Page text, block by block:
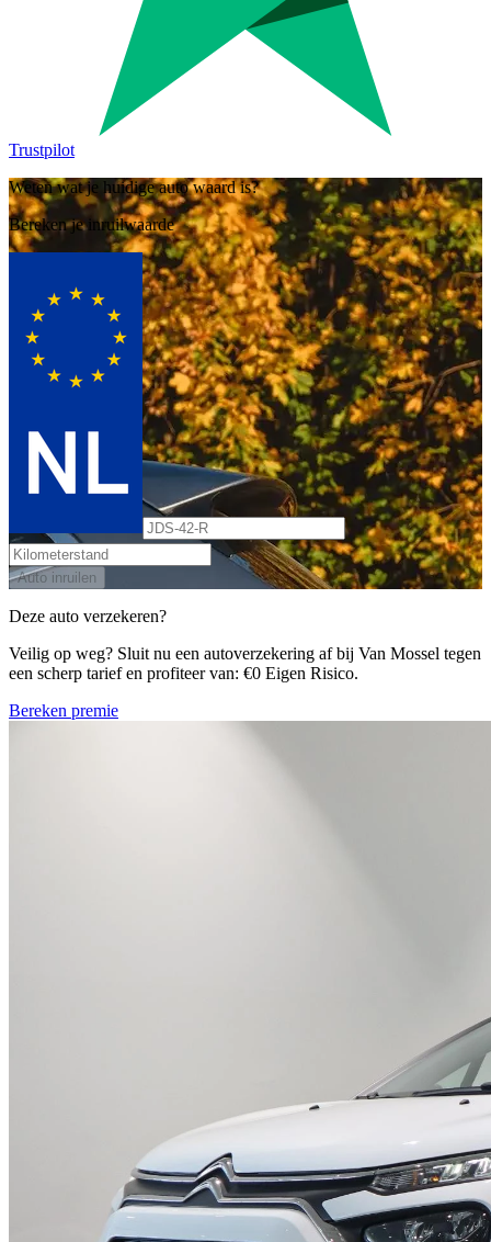
Trustpilot
Weten wat je huidige auto waard is?
Bereken je inruilwaarde
Auto inruilen
Deze auto verzekeren?
Veilig op weg? Sluit nu een autoverzekering af bij Van Mossel tegen
een scherp tarief en profiteer van: €0 Eigen Risico.
Bereken premie